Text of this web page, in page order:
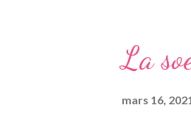
romans,
vieil
La
mars 16,